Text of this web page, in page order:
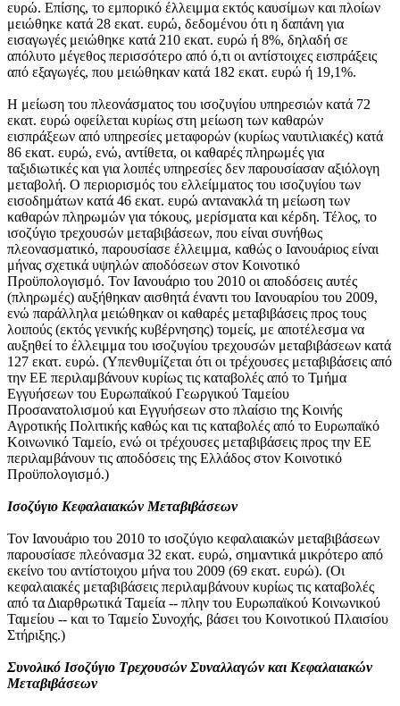
ευρώ. Επίσης, το εμπορικό έλλειμμα εκτός καυσίμων και πλοίων
μειώθηκε κατά 28 εκατ. ευρώ, δεδομένου ότι η δαπάνη για
εισαγωγές μειώθηκε κατά 210 εκατ. ευρώ ή 8%, δηλαδή σε
απόλυτο μέγεθος περισσότερο από ό,τι οι αντίστοιχες εισπράξεις
από εξαγωγές, που μειώθηκαν κατά 182 εκατ. ευρώ ή 19,1%.
Η μείωση του πλεονάσματος του ισοζυγίου υπηρεσιών κατά 72
εκατ. ευρώ οφείλεται κυρίως στη μείωση των καθαρών
εισπράξεων από υπηρεσίες μεταφορών (κυρίως ναυτιλιακές) κατά
86 εκατ. ευρώ, ενώ, αντίθετα, οι καθαρές πληρωμές για
ταξιδιωτικές και για λοιπές υπηρεσίες δεν παρουσίασαν αξιόλογη
μεταβολή. Ο περιορισμός του ελλείμματος του ισοζυγίου των
εισοδημάτων κατά 46 εκατ. ευρώ αντανακλά τη μείωση των
καθαρών πληρωμών για τόκους, μερίσματα και κέρδη. Τέλος, το
ισοζύγιο τρεχουσών μεταβιβάσεων, που είναι συνήθως
πλεονασματικό, παρουσίασε έλλειμμα, καθώς ο Ιανουάριος είναι
μήνας σχετικά υψηλών αποδόσεων στον Κοινοτικό
Προϋπολογισμό. Τον Ιανουάριο του 2010 οι αποδόσεις αυτές
(πληρωμές) αυξήθηκαν αισθητά έναντι του Ιανουαρίου του 2009,
ενώ παράλληλα μειώθηκαν οι καθαρές μεταβιβάσεις προς τους
λοιπούς (εκτός γενικής κυβέρνησης) τομείς, με αποτέλεσμα να
αυξηθεί το έλλειμμα του ισοζυγίου τρεχουσών μεταβιβάσεων κατά
127 εκατ. ευρώ. (Υπενθυμίζεται ότι οι τρέχουσες μεταβιβάσεις από
την ΕΕ περιλαμβάνουν κυρίως τις καταβολές από το Τμήμα
Εγγυήσεων του Ευρωπαϊκού Γεωργικού Ταμείου
Προσανατολισμού και Εγγυήσεων στο πλαίσιο της Κοινής
Αγροτικής Πολιτικής καθώς και τις καταβολές από το Ευρωπαϊκό
Κοινωνικό Ταμείο, ενώ οι τρέχουσες μεταβιβάσεις προς την ΕΕ
περιλαμβάνουν τις αποδόσεις της Ελλάδος στον Κοινοτικό
Προϋπολογισμό.)
Ισοζύγιο Κεφαλαιακών Μεταβιβάσεων
Τον Ιανουάριο του 2010 το ισοζύγιο κεφαλαιακών μεταβιβάσεων
παρουσίασε πλεόνασμα 32 εκατ. ευρώ, σημαντικά μικρότερο από
εκείνο του αντίστοιχου μήνα του 2009 (69 εκατ. ευρώ). (Οι
κεφαλαιακές μεταβιβάσεις περιλαμβάνουν κυρίως τις καταβολές
από τα Διαρθρωτικά Ταμεία -- πλην του Ευρωπαϊκού Κοινωνικού
Ταμείου -- και το Ταμείο Συνοχής, βάσει του Κοινοτικού Πλαισίου
Στήριξης.)
Συνολικό Ισοζύγιο Τρεχουσών Συναλλαγών και Κεφαλαιακών
Μεταβιβάσεων